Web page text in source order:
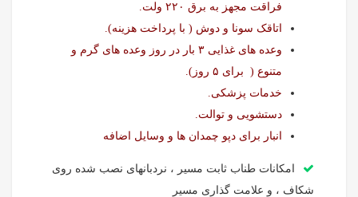
فراقت مجهز به برق ۲۲۰ ولت.
اتاقک سونا و دوش ( با پرداخت هزینه).
وعده های غذایی ۳ بار در روز وعده های گرم و
متنوع ( برای ۵ روز).
خدمات پزشکی.
دستشویی و توالت.
انبار برای دپو چمدان ها و وسایل اضافه
امکانات طناب ثابت مسیر ، نردبانهای نصب شده روی
شکاف ، و علامت گذاری مسیر